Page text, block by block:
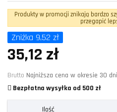
Produkty w promocji znikają bardzo
przegapić
Zniżka 9,52 zł
35,12 zł
Brutto Najniższa cena w okresie 30
Bezpłatna wysyłka od 500 zł
Ilość